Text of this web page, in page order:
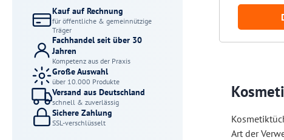
Kauf auf Rechnung
für öffentliche & gemeinnützige
Träger
Fachhandel seit über 30
Jahren
Kompetenz aus der Praxis
Große Auswahl
über 10.000 Produkte
Versand aus Deutschland
schnell & zuverlässig
Sichere Zahlung
SSL-verschlüsselt
Art der